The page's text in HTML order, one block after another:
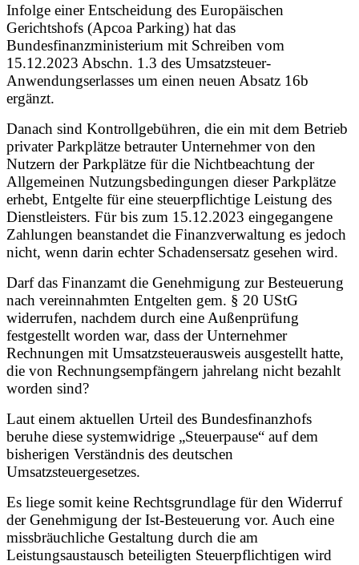
Infolge einer Entscheidung des Europäischen
Gerichtshofs (Apcoa Parking) hat das
Bundesfinanzministerium mit Schreiben vom
15.12.2023 Abschn. 1.3 des Umsatzsteuer-
Anwendungserlasses um einen neuen Absatz 16b
ergänzt.
Danach sind Kontrollgebühren, die ein mit dem Betrieb
privater Parkplätze betrauter Unternehmer von den
Nutzern der Parkplätze für die Nichtbeachtung der
Allgemeinen Nutzungsbedingungen dieser Parkplätze
erhebt, Entgelte für eine steuerpflichtige Leistung des
Dienstleisters. Für bis zum 15.12.2023 eingegangene
Zahlungen beanstandet die Finanzverwaltung es jedoch
nicht, wenn darin echter Schadensersatz gesehen wird.
Darf das Finanzamt die Genehmigung zur Besteuerung
nach vereinnahmten Entgelten gem. § 20 UStG
widerrufen, nachdem durch eine Außenprüfung
festgestellt worden war, dass der Unternehmer
Rechnungen mit Umsatzsteuerausweis ausgestellt hatte,
die von Rechnungsempfängern jahrelang nicht bezahlt
worden sind?
Laut einem aktuellen Urteil des Bundesfinanzhofs
beruhe diese systemwidrige „Steuerpause“ auf dem
bisherigen Verständnis des deutschen
Umsatzsteuergesetzes.
Es liege somit keine Rechtsgrundlage für den Widerruf
der Genehmigung der Ist-Besteuerung vor. Auch eine
missbräuchliche Gestaltung durch die am
Leistungsaustausch beteiligten Steuerpflichtigen wird